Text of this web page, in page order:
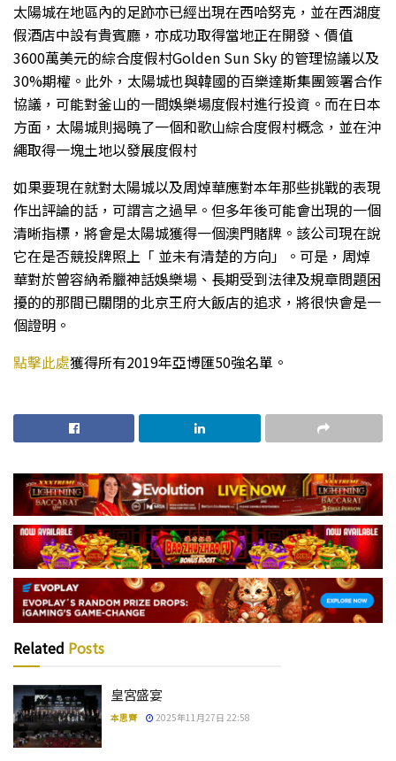
太陽城在地區內的足跡亦已經出現在西哈努克，並在西湖度
假酒店中設有貴賓廳，亦成功取得當地正在開發、價值
3600萬美元的綜合度假村Golden Sun Sky 的管理協議以及
30%期權。此外，太陽城也與韓國的百樂達斯集團簽署合作
協議，可能對釜山的一間娛樂場度假村進行投資。而在日本
方面，太陽城則揭曉了一個和歌山綜合度假村概念，並在沖
繩取得一塊土地以發展度假村
如果要現在就對太陽城以及周焯華應對本年那些挑戰的表現
作出評論的話，可謂言之過早。但多年後可能會出現的一個
清晰指標，將會是太陽城獲得一個澳門賭牌。該公司現在說
它在是否競投牌照上「 並未有清楚的方向」。可是，周焯
華對於曾容納希臘神話娛樂場、長期受到法律及規章問題困
擾的的那間已關閉的北京王府大飯店的追求，將很快會是一
個證明。
點擊此處獲得所有2019年亞博匯50強名單。
Related Posts
皇宮盛宴
本思齊 2025年11月27日 22:58